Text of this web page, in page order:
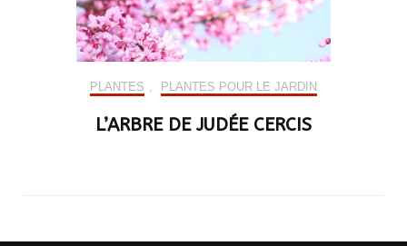
PLANTES , PLANTES POUR LE JARDIN
L’ARBRE DE JUDÉE CERCIS